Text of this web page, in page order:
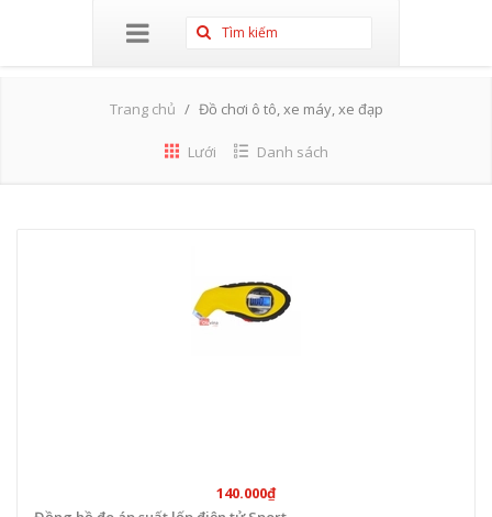
Trang chủ Đồ chơi ô tô, xe máy, xe đạp
Lưới Danh sách
140.000₫